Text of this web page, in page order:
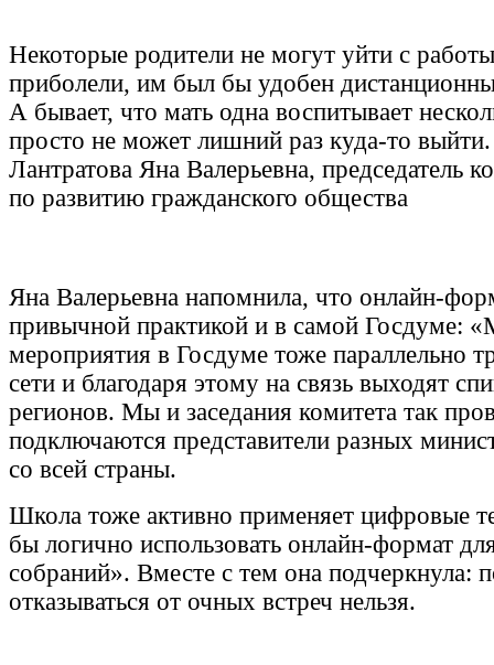
Некоторые родители не могут уйти с
приболели, им был бы удобен
А бывает, что мать одна воспитывает
просто не может лишний раз куда-то выйти.
Лантратова Яна Валерьевна, председатель
по развитию гражданского общества
Яна Валерьевна напомнила, что онлайн-
привычной практикой и в самой Госдуме:
мероприятия в Госдуме тоже параллельно
сети и благодаря этому на связь выходят
регионов. Мы и заседания комитета так
подключаются представители разных
со всей страны.
Школа тоже активно применяет цифровые
бы логично использовать онлайн-формат
собраний». Вместе с тем она подчеркнула:
отказываться от очных встреч нельзя.